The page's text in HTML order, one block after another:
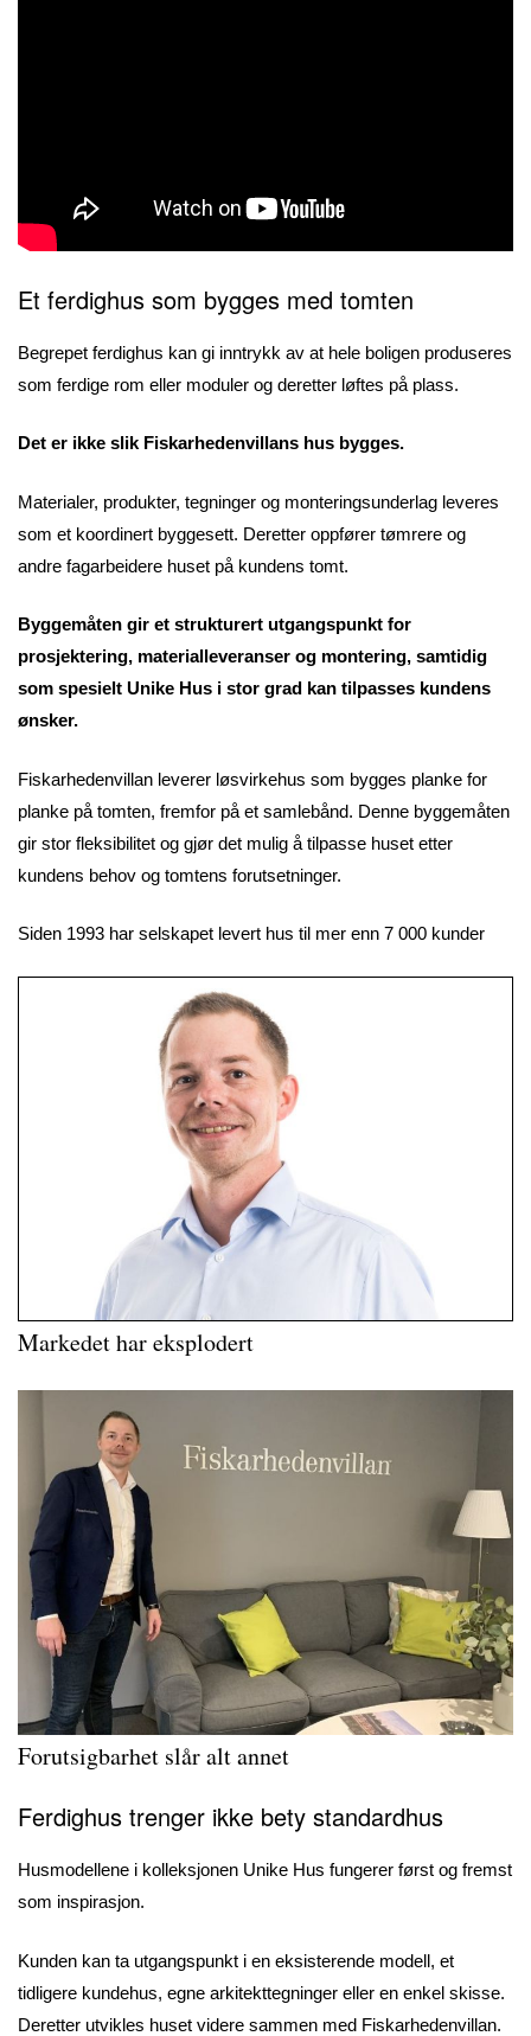
Et ferdighus som bygges med tomten
Begrepet ferdighus kan gi inntrykk av at hele boligen produseres
som ferdige rom eller moduler og deretter løftes på plass.
Det er ikke slik Fiskarhedenvillans hus bygges.
Materialer, produkter, tegninger og monteringsunderlag leveres
som et koordinert byggesett. Deretter oppfører tømrere og
andre fagarbeidere huset på kundens tomt.
Byggemåten gir et strukturert utgangspunkt for
prosjektering, materialleveranser og montering, samtidig
som spesielt Unike Hus i stor grad kan tilpasses kundens
ønsker.
Fiskarhedenvillan leverer løsvirkehus som bygges planke for
planke på tomten, fremfor på et samlebånd. Denne byggemåten
gir stor fleksibilitet og gjør det mulig å tilpasse huset etter
kundens behov og tomtens forutsetninger.
Siden 1993 har selskapet levert hus til mer enn 7 000 kunder
Markedet har eksplodert
Forutsigbarhet slår alt annet
Ferdighus trenger ikke bety standardhus
Husmodellene i kolleksjonen Unike Hus fungerer først og fremst
som inspirasjon.
Kunden kan ta utgangspunkt i en eksisterende modell, et
tidligere kundehus, egne arkitekttegninger eller en enkel skisse.
Deretter utvikles huset videre sammen med Fiskarhedenvillan.